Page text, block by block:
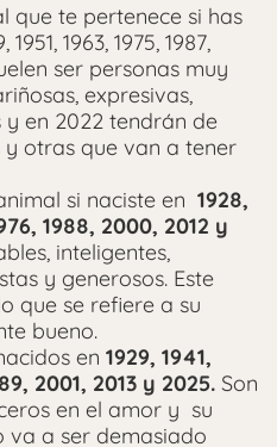
que te pertenece si has
1963, 1975, 1987,
ser personas muy
expresivas,
en 2022 tendrán de
y otras que van a tener
si naciste en 1928,
1988, 2000, 2012 y
inteligentes,
y generosos. Este
que se refiere a su
bueno.
en 1929, 1941,
2001, 2013 y 2025. Son
en el amor y su
va a ser demasiado